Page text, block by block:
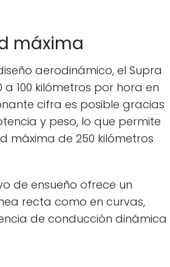
máxima
aerodinámico, el Supra
a 100 kilómetros por hora en
cifra es posible gracias
y peso, lo que permite
máxima de 250 kilómetros
de ensueño ofrece un
recta como en curvas,
de conducción dinámica